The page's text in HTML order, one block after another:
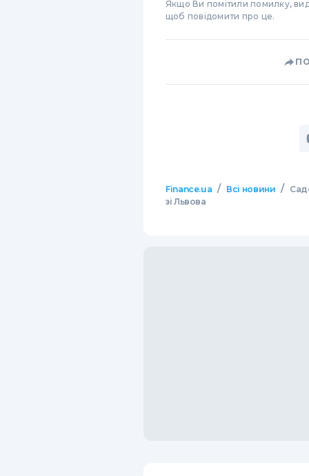
Якщо Ви помітили помилку,
щоб повідомити про це.
Finance.ua / Всі новини /
зі Львова